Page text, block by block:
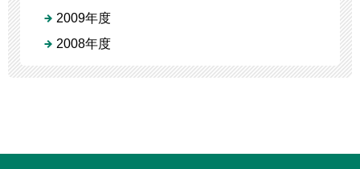
2009年度
2008年度